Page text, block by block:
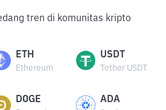
tren di komunitas kripto
ETH
Ethereum
USDT
Tether USDT
DOGE ADA